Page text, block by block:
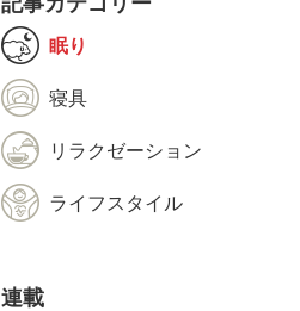
眠り
寝具
リラクゼーション
ライフスタイル
連載